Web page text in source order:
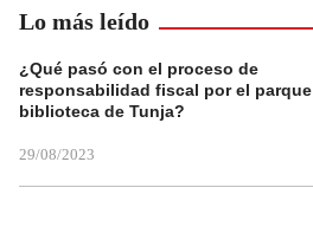
Lo más leído
¿Qué pasó con el proceso de
responsabilidad fiscal por el parque
biblioteca de Tunja?
29/08/2023